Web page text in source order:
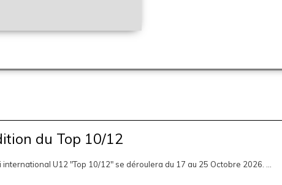
du Top 10/12
international U12 "Top 10/12" se déroulera du 17 au 25 Octobre 2026. ...